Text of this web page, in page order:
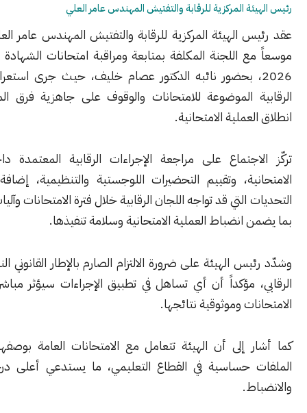
المركزية للرقابة والتفتيش المهندس عامر العلي
الهيئة المركزية للرقابة والتفتيش المهندس عامر العلي اجتماعاً
اللجنة المكلفة بمتابعة ومراقبة امتحانات الشهادة العامة لعام
بحضور نائبه الدكتور عصام خليف، حيث جرى استعراض الخطة
الموضوعة للامتحانات والوقوف على جاهزية فرق المتابعة قبل
الامتحانية.
على مراجعة الإجراءات الرقابية المعتمدة داخل المراكز
وتقييم التحضيرات اللوجستية والتنظيمية، إضافة إلى بحث
التي قد تواجه اللجان الرقابية خلال فترة الامتحانات وآليات معالجتها
انضباط العملية الامتحانية وسلامة تنفيذها.
الهيئة على ضرورة الالتزام الصارم بالإطار القانوني الناظم للعمل
مؤكداً أن أي تساهل في تطبيق الإجراءات سيؤثر مباشرة في نزاهة
وموثوقية نتائجها.
إلى أن الهيئة تتعامل مع الامتحانات العامة بوصفها أحد أكثر
حساسية في القطاع التعليمي، ما يستدعي أعلى درجات الدقة